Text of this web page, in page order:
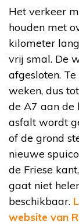
Het verkeer
houden met
kilometer
vrij smal. De
afgesloten.
weken, dus
de A7 aan de
asfalt wordt
of de grond
nieuwe
de Friese
gaat niet
beschikbaar.
website van